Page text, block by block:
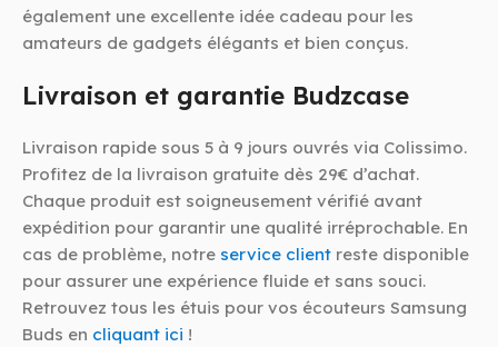
également une excellente idée cadeau pour les
amateurs de gadgets élégants et bien conçus.
Livraison et garantie Budzcase
Livraison rapide sous 5 à 9 jours ouvrés via Colissimo.
Profitez de la livraison gratuite dès 29€ d’achat.
Chaque produit est soigneusement vérifié avant
expédition pour garantir une qualité irréprochable. En
cas de problème, notre service client reste disponible
pour assurer une expérience fluide et sans souci.
Retrouvez tous les étuis pour vos écouteurs Samsung
Buds en cliquant ici !